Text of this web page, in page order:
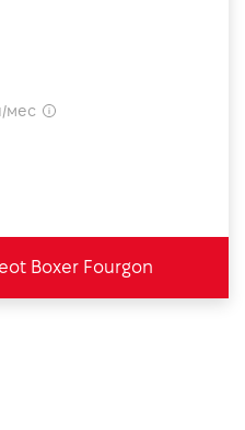
мес
Boxer Fourgon